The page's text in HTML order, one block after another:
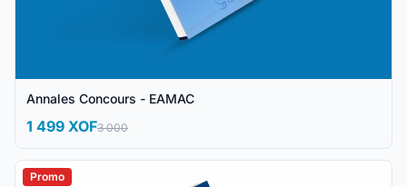
Annales Concours - EAMAC
1 499 XOF3 000
Promo